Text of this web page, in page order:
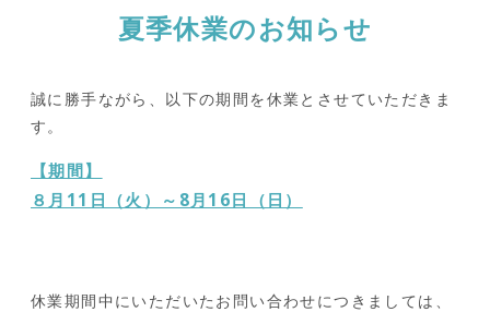
夏季休業のお知らせ
誠に勝手ながら、以下の期間を休業とさせていただきま
す。
【期間】
８月11日（火）～8月16日（日）
休業期間中にいただいたお問い合わせにつきましては、